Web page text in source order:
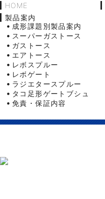
HOME
製品案内
成形課題別製品案内
スーパーガストース
ガストース
エアトース
レボスプルー
レボゲート
ラジエタースプルー
タコ足形ゲートブシュ
免責・保証内容